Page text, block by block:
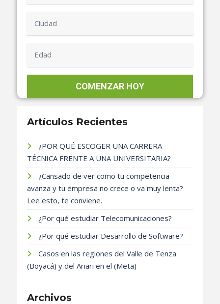
Artículos Recientes
¿POR QUÉ ESCOGER UNA CARRERA
TÉCNICA FRENTE A UNA UNIVERSITARIA?
¿Cansado de ver como tu competencia
avanza y tu empresa no crece o va muy lenta?
Lee esto, te conviene.
¿Por qué estudiar Telecomunicaciones?
¿Por qué estudiar Desarrollo de Software?
Casos en las regiones del Valle de Tenza
(Boyacá) y del Ariari en el (Meta)
Archivos